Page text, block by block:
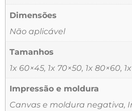
Dimensões
Não aplicável
Tamanhos
1x 60×45, 1x 70×50, 1x 80×60,
Impressão e moldura
Canvas e moldura negativa,